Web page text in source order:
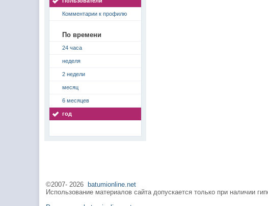
Комментарии к профилю
По времени
24 часа
неделя
2 недели
месяц
6 месяцев
год
©2007-2026
batumionline.net
Использование материалов сайта допускается только при наличии